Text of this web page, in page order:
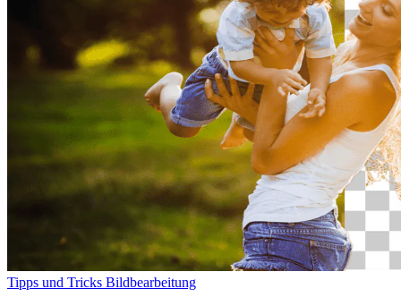
Tipps und Tricks Bildbearbeitung